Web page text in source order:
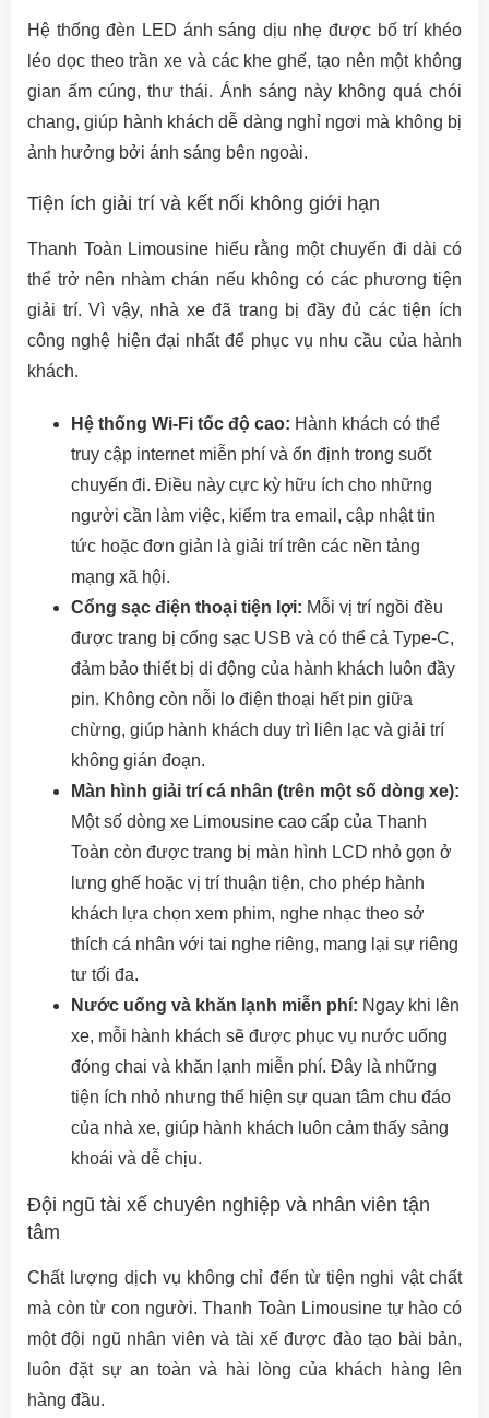
Hệ thống đèn LED ánh sáng dịu nhẹ được bố trí khéo
léo dọc theo trần xe và các khe ghế, tạo nên một không
gian ấm cúng, thư thái. Ánh sáng này không quá chói
chang, giúp hành khách dễ dàng nghỉ ngơi mà không bị
ảnh hưởng bởi ánh sáng bên ngoài.
Tiện ích giải trí và kết nối không giới hạn
Thanh Toàn Limousine hiểu rằng một chuyến đi dài có
thể trở nên nhàm chán nếu không có các phương tiện
giải trí. Vì vậy, nhà xe đã trang bị đầy đủ các tiện ích
công nghệ hiện đại nhất để phục vụ nhu cầu của hành
khách.
Hệ thống Wi-Fi tốc độ cao: Hành khách có thể
truy cập internet miễn phí và ổn định trong suốt
chuyến đi. Điều này cực kỳ hữu ích cho những
người cần làm việc, kiểm tra email, cập nhật tin
tức hoặc đơn giản là giải trí trên các nền tảng
mạng xã hội.
Cổng sạc điện thoại tiện lợi: Mỗi vị trí ngồi đều
được trang bị cổng sạc USB và có thể cả Type-C,
đảm bảo thiết bị di động của hành khách luôn đầy
pin. Không còn nỗi lo điện thoại hết pin giữa
chừng, giúp hành khách duy trì liên lạc và giải trí
không gián đoạn.
Màn hình giải trí cá nhân (trên một số dòng xe):
Một số dòng xe Limousine cao cấp của Thanh
Toàn còn được trang bị màn hình LCD nhỏ gọn ở
lưng ghế hoặc vị trí thuận tiện, cho phép hành
khách lựa chọn xem phim, nghe nhạc theo sở
thích cá nhân với tai nghe riêng, mang lại sự riêng
tư tối đa.
Nước uống và khăn lạnh miễn phí: Ngay khi lên
xe, mỗi hành khách sẽ được phục vụ nước uống
đóng chai và khăn lạnh miễn phí. Đây là những
tiện ích nhỏ nhưng thể hiện sự quan tâm chu đáo
của nhà xe, giúp hành khách luôn cảm thấy sảng
khoái và dễ chịu.
Đội ngũ tài xế chuyên nghiệp và nhân viên tận
tâm
Chất lượng dịch vụ không chỉ đến từ tiện nghi vật chất
mà còn từ con người. Thanh Toàn Limousine tự hào có
một đội ngũ nhân viên và tài xế được đào tạo bài bản,
luôn đặt sự an toàn và hài lòng của khách hàng lên
hàng đầu.